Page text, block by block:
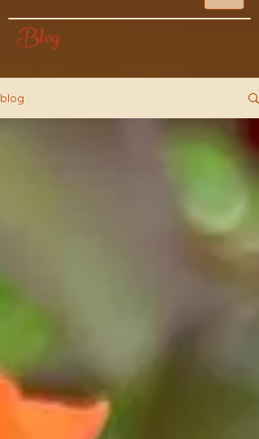
Blog
blog